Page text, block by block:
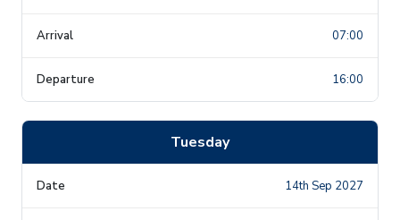
07:00
16:00
Tuesday
14th Sep 2027